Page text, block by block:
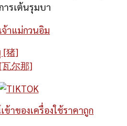
ารเต้นรุมบา
าแม่กวนอิม
[猪]
尔那]
าของเครื่องใช้ราคาถูก